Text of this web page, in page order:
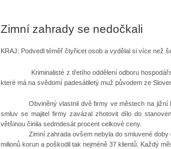
Zimní zahrady se nedočkali
KRAJ: Podvedl téměř čtyřicet osob a vydělal si více než
Kriminalisté z třetího oddělení odboru hospodářské
které má na svědomí padesátiletý muž původem ze
Obviněný vlastnil dvě firmy ve městech na
smluv se majitel firmy zavázal zhotovit dílo do
většinou činila sedmdesát procent celkové ceny.
Zimní zahrada ovšem nebyla do smluvené
milionů korun a poškodil tak nejméně 37 klientů. Každý